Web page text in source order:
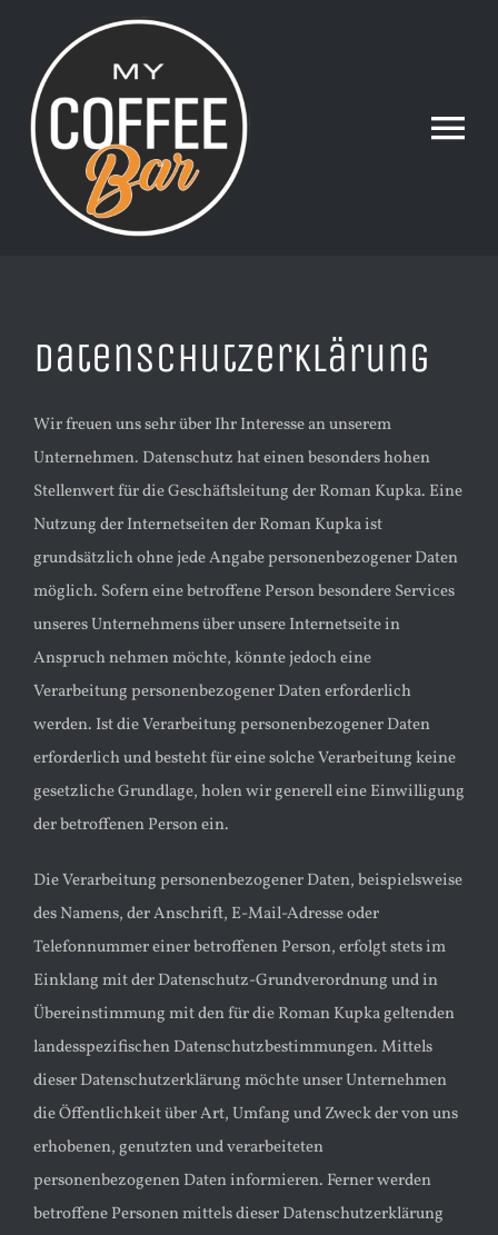
content
Datenschutzerklärung
Wir freuen uns sehr über Ihr Interesse an unserem
Unternehmen. Datenschutz hat einen besonders hohen
Stellenwert für die Geschäftsleitung der Roman Kupka. Eine
Nutzung der Internetseiten der Roman Kupka ist
grundsätzlich ohne jede Angabe personenbezogener Daten
möglich. Sofern eine betroffene Person besondere Services
unseres Unternehmens über unsere Internetseite in
Anspruch nehmen möchte, könnte jedoch eine
Verarbeitung personenbezogener Daten erforderlich
werden. Ist die Verarbeitung personenbezogener Daten
erforderlich und besteht für eine solche Verarbeitung keine
gesetzliche Grundlage, holen wir generell eine Einwilligung
der betroffenen Person ein.
Die Verarbeitung personenbezogener Daten, beispielsweise
des Namens, der Anschrift, E-Mail-Adresse oder
Telefonnummer einer betroffenen Person, erfolgt stets im
Einklang mit der Datenschutz-Grundverordnung und in
Übereinstimmung mit den für die Roman Kupka geltenden
landesspezifischen Datenschutzbestimmungen. Mittels
dieser Datenschutzerklärung möchte unser Unternehmen
die Öffentlichkeit über Art, Umfang und Zweck der von uns
erhobenen, genutzten und verarbeiteten
personenbezogenen Daten informieren. Ferner werden
betroffene Personen mittels dieser Datenschutzerklärung